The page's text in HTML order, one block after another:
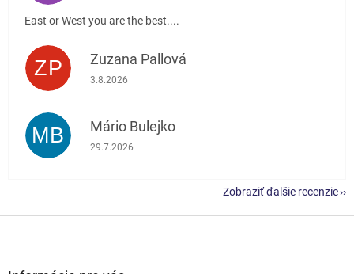
East or West you are the best....
ZP Zuzana Pallová
Hodnotenie obchodu je 5 z 5 hviezdičiek.
3.8.2026
MB Mário Bulejko
Hodnotenie obchodu je 5 z 5 hviezdičiek.
29.7.2026
Zobraziť ďalšie recenzie